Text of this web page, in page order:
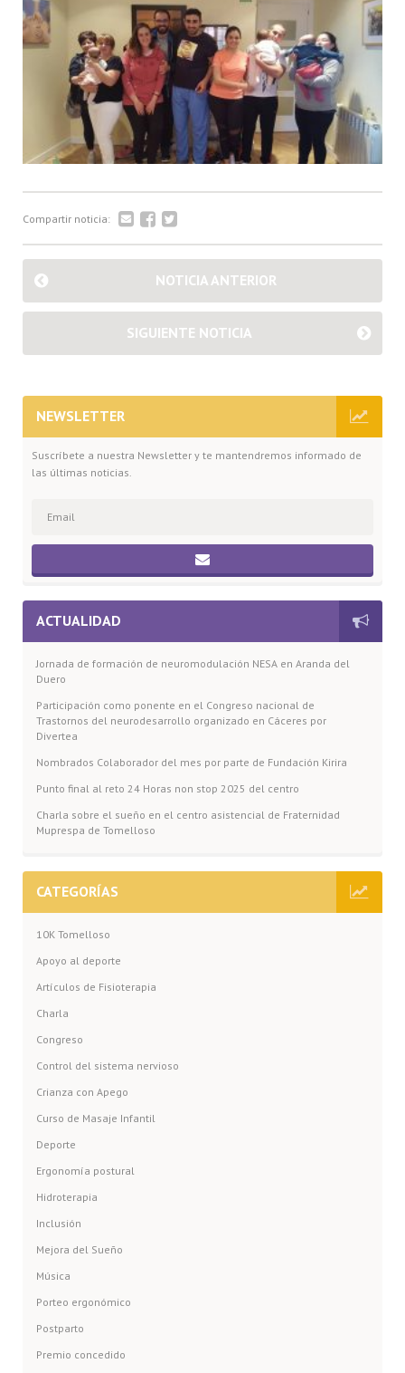
Compartir noticia:
NOTICIA ANTERIOR
SIGUIENTE NOTICIA
NEWSLETTER
Suscríbete a nuestra Newsletter y te mantendremos informado de
las últimas noticias.
ACTUALIDAD
Jornada de formación de neuromodulación NESA en Aranda del
Duero
Participación como ponente en el Congreso nacional de
Trastornos del neurodesarrollo organizado en Cáceres por
Divertea
Nombrados Colaborador del mes por parte de Fundación Kirira
Punto final al reto 24 Horas non stop 2025 del centro
Charla sobre el sueño en el centro asistencial de Fraternidad
Muprespa de Tomelloso
CATEGORÍAS
10K Tomelloso
Apoyo al deporte
Artículos de Fisioterapia
Charla
Congreso
Control del sistema nervioso
Crianza con Apego
Curso de Masaje Infantil
Deporte
Ergonomía postural
Hidroterapia
Inclusión
Mejora del Sueño
Música
Porteo ergonómico
Postparto
Premio concedido